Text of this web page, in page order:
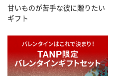
甘いものが苦手な彼に贈りたい
ギフト